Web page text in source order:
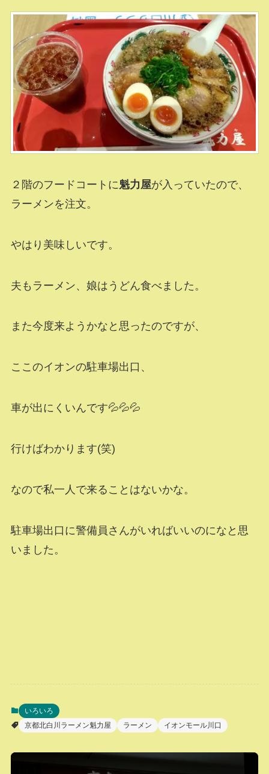
２階のフードコートに 魁力屋が入っていたので、
ラーメンを注文。
やはり美味しいです。
夫もラーメン、娘はうどん食べました。
また今度来ようかなと思ったのですが、
ここのイオンの駐車場出口、
車が出にくいんです💦💦💦
行けばわかります(笑)
なので私一人で来ることはないかな。
駐車場出口に警備員さんがいればいいのになと思
いました。
いろいろ
京都北白川ラーメン魁力屋
ラーメン イオンモール川口